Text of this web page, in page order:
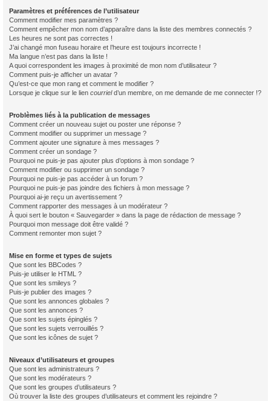
Paramètres et préférences de l’utilisateur
Comment modifier mes paramètres ?
Comment empêcher mon nom d’apparaître dans la liste des membres connectés ?
Les heures ne sont pas correctes !
J’ai changé mon fuseau horaire et l’heure est toujours incorrecte !
Ma langue n’est pas dans la liste !
A quoi correspondent les images à proximité de mon nom d’utilisateur ?
Comment puis-je afficher un avatar ?
Qu’est-ce que mon rang et comment le modifier ?
Lorsque je clique sur le lien courrield’un membre, on me demande de me connecter !?
Problèmes liés à la publication de messages
Comment créer un nouveau sujet ou poster une réponse ?
Comment modifier ou supprimer un message ?
Comment ajouter une signature à mes messages ?
Comment créer un sondage ?
Pourquoi ne puis-je pas ajouter plus d’options à mon sondage ?
Comment modifier ou supprimer un sondage ?
Pourquoi ne puis-je pas accéder à un forum ?
Pourquoi ne puis-je pas joindre des fichiers à mon message ?
Pourquoi ai-je reçu un avertissement ?
Comment rapporter des messages à un modérateur ?
À quoi sert le bouton « Sauvegarder » dans la page de rédaction de message ?
Pourquoi mon message doit être validé ?
Comment remonter mon sujet ?
Mise en forme et types de sujets
Que sont les BBCodes ?
Puis-je utiliser le HTML ?
Que sont les smileys ?
Puis-je publier des images ?
Que sont les annonces globales ?
Que sont les annonces ?
Que sont les sujets épinglés ?
Que sont les sujets verrouillés ?
Que sont les icônes de sujet ?
Niveaux d’utilisateurs et groupes
Que sont les administrateurs ?
Que sont les modérateurs ?
Que sont les groupes d’utilisateurs ?
Où trouver la liste des groupes d’utilisateurs et comment les rejoindre ?